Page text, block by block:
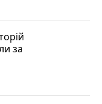
за